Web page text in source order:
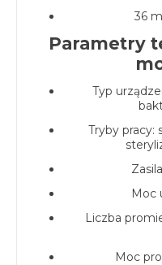
36
Parametry
Typ
Tryby pracy:
Moc
Liczba
Moc